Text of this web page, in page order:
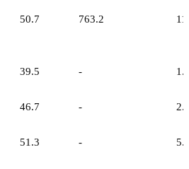
50.7 763.2
39.5 -
46.7 -
51.3 -